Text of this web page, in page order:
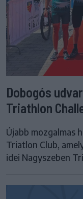
Dobogós
Triathlon
Újabb mozgalmas
Triatlon Club,
idei Nagyszeben